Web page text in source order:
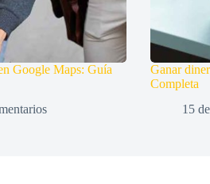
Google Maps: Guía
Ganar
Completa
15